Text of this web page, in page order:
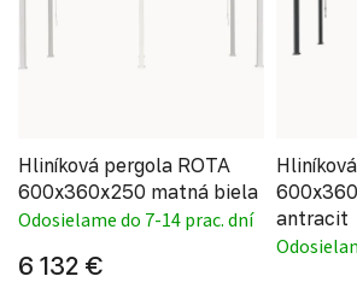
Hliníková pergola ROTA
600x360x250 matná biela
Odosielame do 7-14 prac. dní
6 132 €
antracit